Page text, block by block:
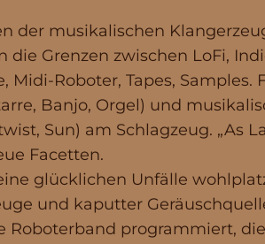
der musikalischen
Grenzen zwischen LoFi,
Roboter, Tapes, Samples.
Banjo, Orgel) und
Sun) am Schlagzeug. „As
Facetten.
glücklichen Unfälle
und kaputter
programmiert,